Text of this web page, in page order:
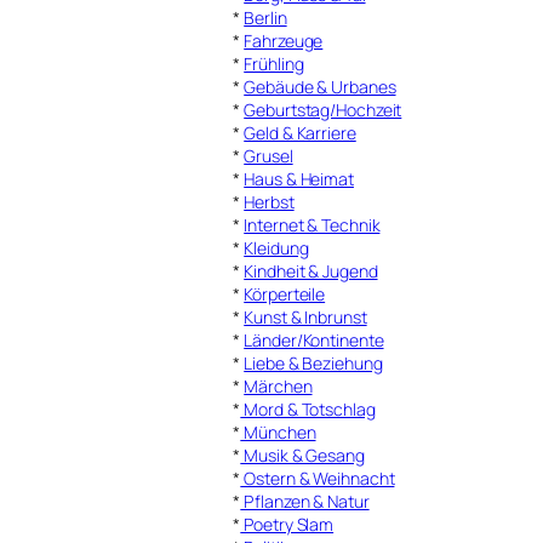
* Berlin
* Fahrzeuge
* Frühling
*Gebäude & Urbanes
*Geburtstag/Hochzeit
*Geld & Karriere
*Grusel
* Haus & Heimat
* Herbst
* Internet & Technik
* Kleidung
* Kindheit & Jugend
* Körperteile
* Kunst & Inbrunst
* Länder/Kontinente
* Liebe & Beziehung
* Märchen
* Mord & Totschlag
* München
* Musik & Gesang
* Ostern & Weihnacht
* Pflanzen & Natur
* Poetry Slam